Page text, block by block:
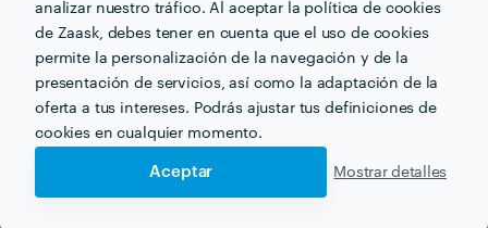
analizar nuestro tráfico. Al aceptar la política de cookies
de Zaask, debes tener en cuenta que el uso de cookies
permite la personalización de la navegación y de la
presentación de servicios, así como la adaptación de la
oferta a tus intereses. Podrás ajustar tus definiciones de
cookies en cualquier momento.
Aceptar Mostrar detalles
Otros servicios proporcionados por TSR
Empresas de Mudanzas en cordoba
Mudanzas Baratas en cordoba
Guardamuebles en cordoba